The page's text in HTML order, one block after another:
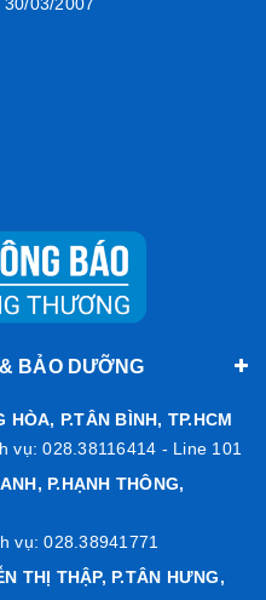
BẢO DƯỠNG
HÒA, P.TÂN BÌNH, TP.HCM
vụ: 028.38116414 - Line 101
P.HẠNH THÔNG,
vụ: 028.38941771
THỊ THẬP, P.TÂN HƯNG,